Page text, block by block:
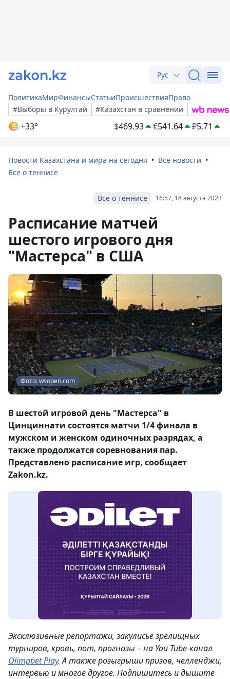
Рус
ПолитикаМирФинансыСтатьиПроисшествияПраво
#Выборы в Курултай
#Казахстан в сравнении
+33° $469.93 €541.64 ₽5.71
Новости Казахстана и мира на сегодня
Все новости
Все о теннисе
16:57, 18 августа 2023
Все о теннисе
Расписание матчей
шестого игрового дня
"Мастерса" в США
Фото: wsopen.com
В шестой игровой день "Мастерса" в
Цинциннати состоятся матчи 1/4 финала в
мужском и женском одиночных разрядах, а
также продолжатся соревнования пар.
Представлено расписание игр, сообщает
Zakon.kz.
Эксклюзивные репортажи, закулисье зрелищных
турниров, кровь, пот, прогнозы – на You Tube-канал
Olimpbet Play. А также розыгрыши призов, челленджи,
интервью и многое другое. Подпишитесь и дышите